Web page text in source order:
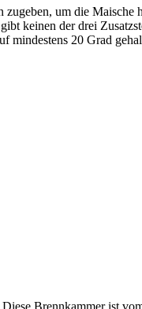
um die
keinen der drei
mindestens 20 Grad
Brennkammer ist